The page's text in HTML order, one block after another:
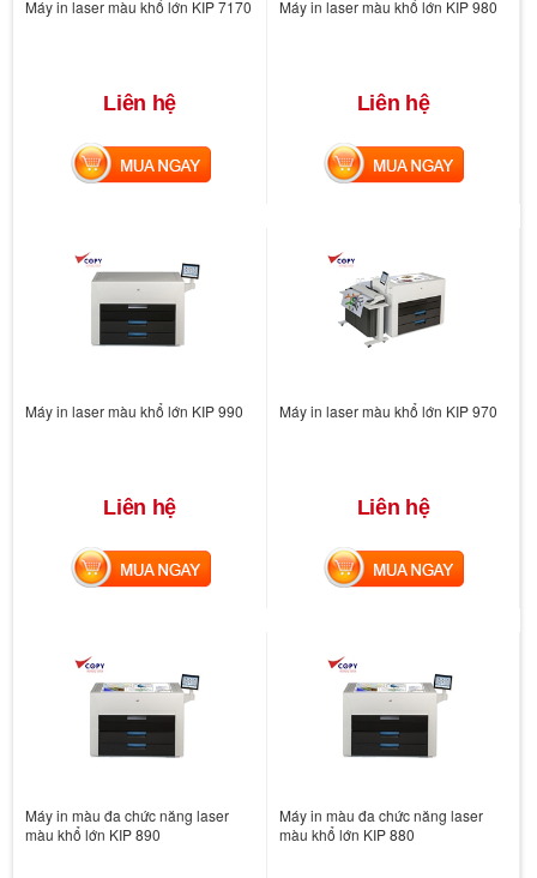
Máy in laser màu khổ lớn KIP 7170
Liên hệ
MUA NGAY
Máy in laser màu khổ lớn KIP 980
Liên hệ
MUA NGAY
Máy in laser màu khổ lớn KIP 990
Liên hệ
MUA NGAY
Máy in laser màu khổ lớn KIP 970
Liên hệ
MUA NGAY
Máy in màu đa chức năng laser
màu khổ lớn KIP 890
Máy in màu đa chức năng laser
màu khổ lớn KIP 880